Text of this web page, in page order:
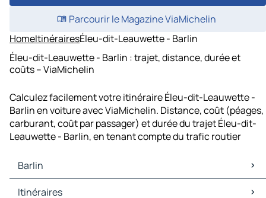
Parcourir le Magazine ViaMichelin
HomeItinérairesÉleu-dit-Leauwette - Barlin
Éleu-dit-Leauwette - Barlin : trajet, distance, durée et
coûts – ViaMichelin
Calculez facilement votre itinéraire Éleu-dit-Leauwette -
Barlin en voiture avec ViaMichelin. Distance, coût (péages,
carburant, coût par passager) et durée du trajet Éleu-dit-
Leauwette - Barlin, en tenant compte du trafic routier
Barlin
Barlin Cartes et plans
Itinéraires